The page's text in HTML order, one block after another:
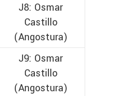
J8: Osmar
Castillo
(Angostura)
J9: Osmar
Castillo
(Angostura)